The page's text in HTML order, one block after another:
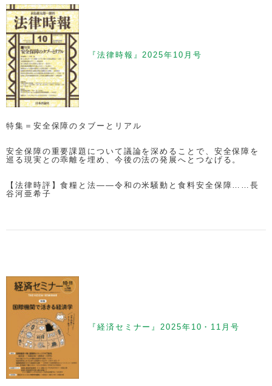
『法律時報』2025年10月号
特集＝安全保障のタブーとリアル
安全保障の重要課題について議論を深めることで、安全保障を
巡る現実との乖離を埋め、今後の法の発展へとつなげる。
【法律時評】食糧と法——令和の米騒動と食料安全保障……長
谷河亜希子
『経済セミナー』2025年10・11月号